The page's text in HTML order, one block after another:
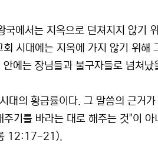
에서는 지옥으로 던져지지 않기
시대에는 지옥에 가지 않기 위해
에는 장님들과 불구자들로 넘쳐났
의 황금률이다. 그 말씀의 근거가
기를 바라는 대로 해주는 것"이
12:17-21).